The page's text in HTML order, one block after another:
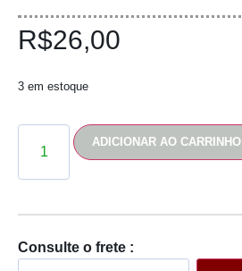
R$26,00
3 em estoque
ADICIONAR AO CARRINHO
Consulte o frete :